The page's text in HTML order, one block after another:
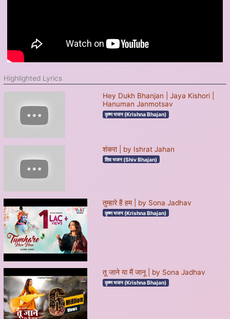
Highlighted Lyrics
Hey Dukh Bhanjan | Jaya Kishori |
Hanuman Janmotsav
कृष्ण भजन (Krishna Bhajan)
शंकरा | by Ishrat Jahan
शिव भजन (Shiv Bhajan)
तुम्हारे हैं हम | by Sona Jadhav
कृष्ण भजन (Krishna Bhajan)
तू जाने या मैं जानू | by Sona Jadhav
कृष्ण भजन (Krishna Bhajan)